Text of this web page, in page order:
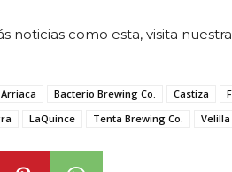
noticias como esta, visita
Arriaca Bacterio Brewing Co. Castiza
LaQuince Tenta Brewing Co. Velilla